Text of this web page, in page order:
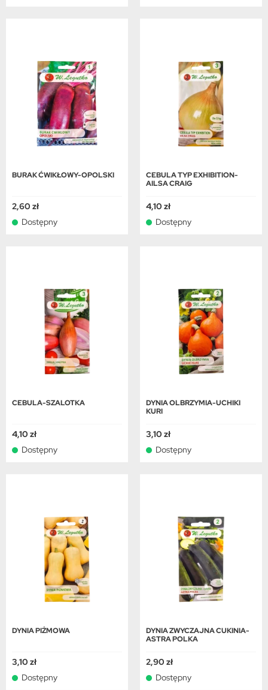
BURAK ĆWIKŁOWY-OPOLSKI
2,60 zł
Dostępny
CEBULA TYP EXHIBITION-
AILSA CRAIG
4,10 zł
Dostępny
CEBULA-SZALOTKA
4,10 zł
Dostępny
DYNIA OLBRZYMIA-UCHIKI
KURI
3,10 zł
Dostępny
DYNIA PIŻMOWA
3,10 zł
Dostępny
DYNIA ZWYCZAJNA CUKINIA-
ASTRA POLKA
2,90 zł
Dostępny